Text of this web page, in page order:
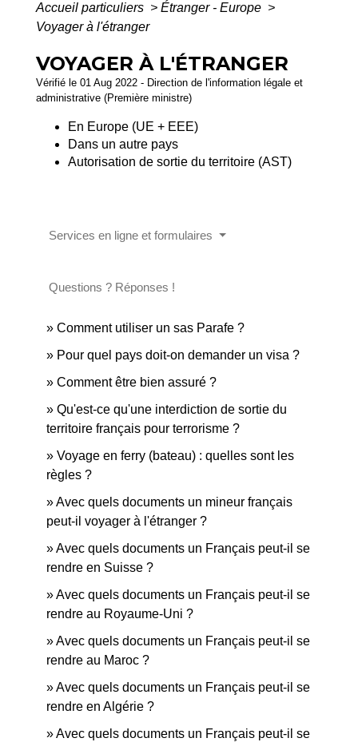
Accueil particuliers > Étranger - Europe >
Voyager à l'étranger
VOYAGER À L'ÉTRANGER
Vérifié le 01 Aug 2022 - Direction de l'information légale et
administrative (Première ministre)
En Europe (UE + EEE)
Dans un autre pays
Autorisation de sortie du territoire (AST)
Services en ligne et formulaires
Questions ? Réponses !
Comment utiliser un sas Parafe ?
Pour quel pays doit-on demander un visa ?
Comment être bien assuré ?
Qu'est-ce qu'une interdiction de sortie du
territoire français pour terrorisme ?
Voyage en ferry (bateau) : quelles sont les
règles ?
Avec quels documents un mineur français
peut-il voyager à l'étranger ?
Avec quels documents un Français peut-il se
rendre en Suisse ?
Avec quels documents un Français peut-il se
rendre au Royaume-Uni ?
Avec quels documents un Français peut-il se
rendre au Maroc ?
Avec quels documents un Français peut-il se
rendre en Algérie ?
Avec quels documents un Français peut-il se